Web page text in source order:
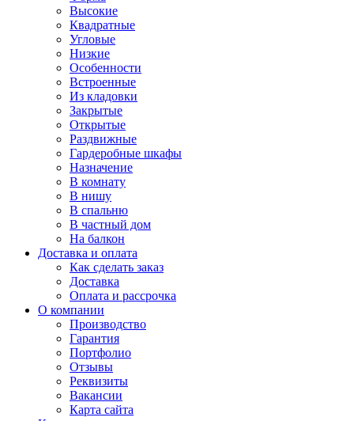
Высокие
Квадратные
Угловые
Низкие
Особенности
Встроенные
Из кладовки
Закрытые
Открытые
Раздвижные
Гардеробные шкафы
Назначение
В комнату
В нишу
В спальню
В частный дом
На балкон
Доставка и оплата
Как сделать заказ
Доставка
Оплата и рассрочка
О компании
Производство
Гарантия
Портфолио
Отзывы
Реквизиты
Вакансии
Карта сайта